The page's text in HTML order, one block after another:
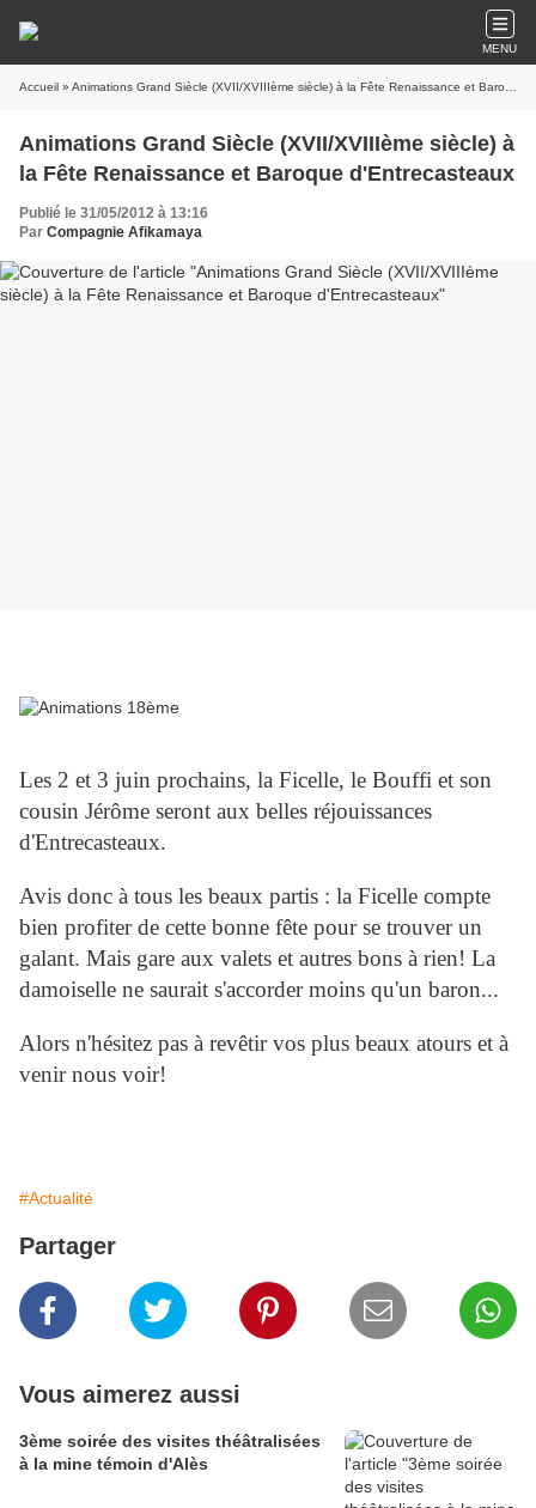
MENU
Accueil » Animations Grand Siècle (XVII/XVIIIème siècle) à la Fête Renaissance et Baroque d'Entrecasteaux
Animations Grand Siècle (XVII/XVIIIème siècle) à
la Fête Renaissance et Baroque d'Entrecasteaux
Publié le 31/05/2012 à 13:16
Par Compagnie Afikamaya
Les 2 et 3 juin prochains, la Ficelle, le Bouffi et son
cousin Jérôme seront aux belles réjouissances
d'Entrecasteaux.
Avis donc à tous les beaux partis : la Ficelle compte
bien profiter de cette bonne fête pour se trouver un
galant. Mais gare aux valets et autres bons à rien! La
damoiselle ne saurait s'accorder moins qu'un baron...
Alors n'hésitez pas à revêtir vos plus beaux atours et à
venir nous voir!
#Actualité
Partager
Vous aimerez aussi
3ème soirée des visites théâtralisées
à la mine témoin d'Alès